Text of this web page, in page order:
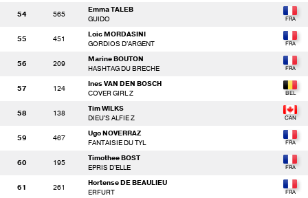
54 565
Emma TALEB
GUIDO
55 451
Loic MORDASINI
GORDIOS D'ARGENT
56 209
Marine BOUTON
HASHTAG DU BRECHE
57 124
Ines VAN DEN BOSCH
COVER GIRL Z
58 138
Tim WILKS
DIEU'S ALFIE Z
59 467
Ugo NOVERRAZ
FANTAISIE DU TYL
60 195
Timothee BOST
EPRIS D'ELLE
61 261
Hortense DE BEAULIEU
ERFURT